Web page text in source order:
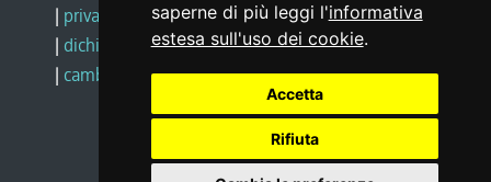
saperne di più leggi l'informativa
estesa sull'uso dei cookie.
Accetta
Rifiuta
| privacy
social media policy
| dichiarazione di accessibilità |feedback
| cambio preferenze cookie
Realizzato da